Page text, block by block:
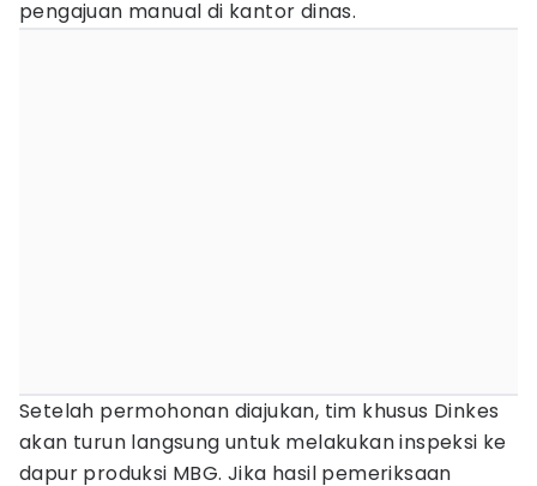
pengajuan manual di kantor dinas.
Setelah permohonan diajukan, tim khusus Dinkes
akan turun langsung untuk melakukan inspeksi ke
dapur produksi MBG. Jika hasil pemeriksaan